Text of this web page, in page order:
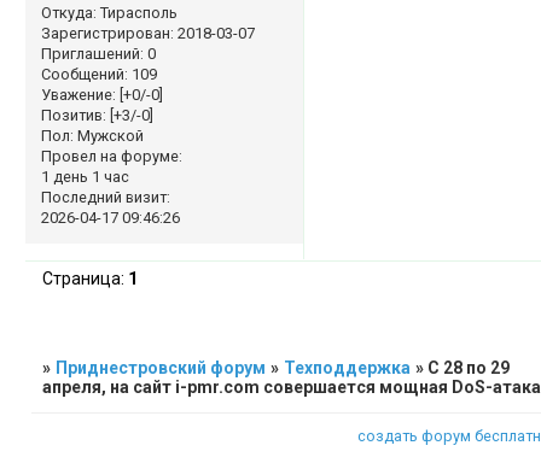
Откуда: Тирасполь
Зарегистрирован: 2018-03-07
Приглашений: 0
Сообщений: 109
Уважение: [+0/-0]
Позитив: [+3/-0]
Пол: Мужской
Провел на форуме:
1 день 1 час
Последний визит:
2026-04-17 09:46:26
Страница: 1
» Приднестровский форум » Техподдержка » С 28 по 29
апреля, на сайт i-pmr.com совершается мощная DoS-атака
создать форум